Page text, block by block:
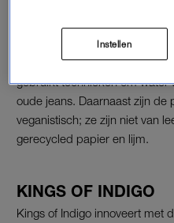
Kuyichi werkt met duurzame
tot hennep, gerecycled
gebruikt technieken om water
oude jeans. Daarnaast zijn de
veganistisch; ze zijn niet van
gerecycled papier en lijm.
KINGS OF INDIGO
Kings of Indigo innoveert met
Instellen